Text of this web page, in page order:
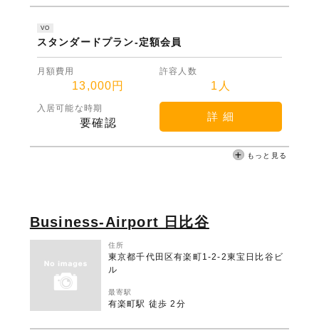
VO
スタンダードプラン-定額会員
月額費用
13,000円
許容人数
1人
入居可能な時期
要確認
詳 細
もっと見る
Business-Airport 日比谷
住所
東京都千代田区有楽町1-2-2東宝日比谷ビ
ル
最寄駅
有楽町駅 徒歩 2分